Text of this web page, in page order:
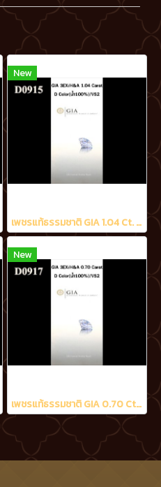
New
เพชรแท้ธรรมชาติ GIA 1.04 Ct. D/VS2
New
เพชรแท้ธรรมชาติ GIA 0.70 Ct. D/VS2